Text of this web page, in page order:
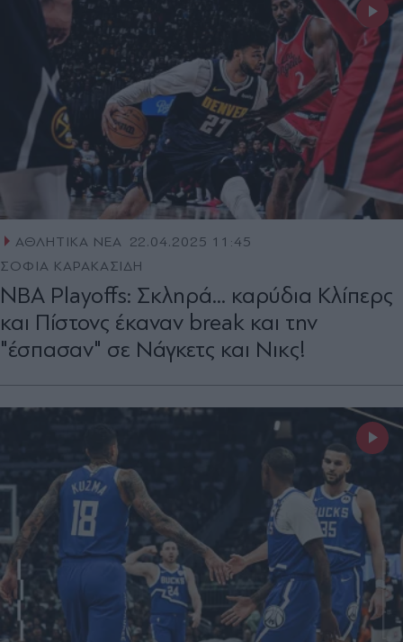
ΑΘΛΗΤΙΚΑ ΝΕΑ
22.04.2025 11:45
ΣΟΦΙΑ ΚΑΡΑΚΑΣΙΔΗ
NBA Playoffs: Σκληρά... καρύδια Κλίπερς
και Πίστονς έκαναν break και την
"έσπασαν" σε Νάγκετς και Νικς!